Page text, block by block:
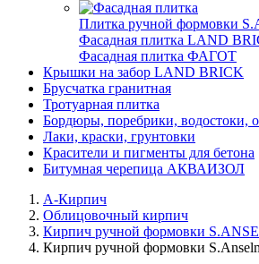
Плитка ручной формовки
Фасадная плитка LAND
Фасадная плитка ФАГОТ
Крышки на забор LAND BRICK
Брусчатка гранитная
Тротуарная плитка
Бордюры, поребрики, водостоки,
Лаки, краски, грунтовки
Красители и пигменты для бетона
Битумная черепица АКВАИЗОЛ
А-Кирпич
Облицовочный кирпич
Кирпич ручной формовки
Кирпич ручной формовки